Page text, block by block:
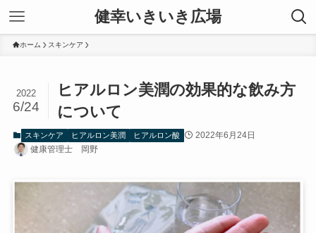
健幸いきいき広場
ホーム スキンケア
ヒアルロン美潤の効果的な飲み方
について
2022
6/24
スキンケア ヒアルロン美潤 ヒアルロン酸
2022年6月24日
健康管理士 岡野